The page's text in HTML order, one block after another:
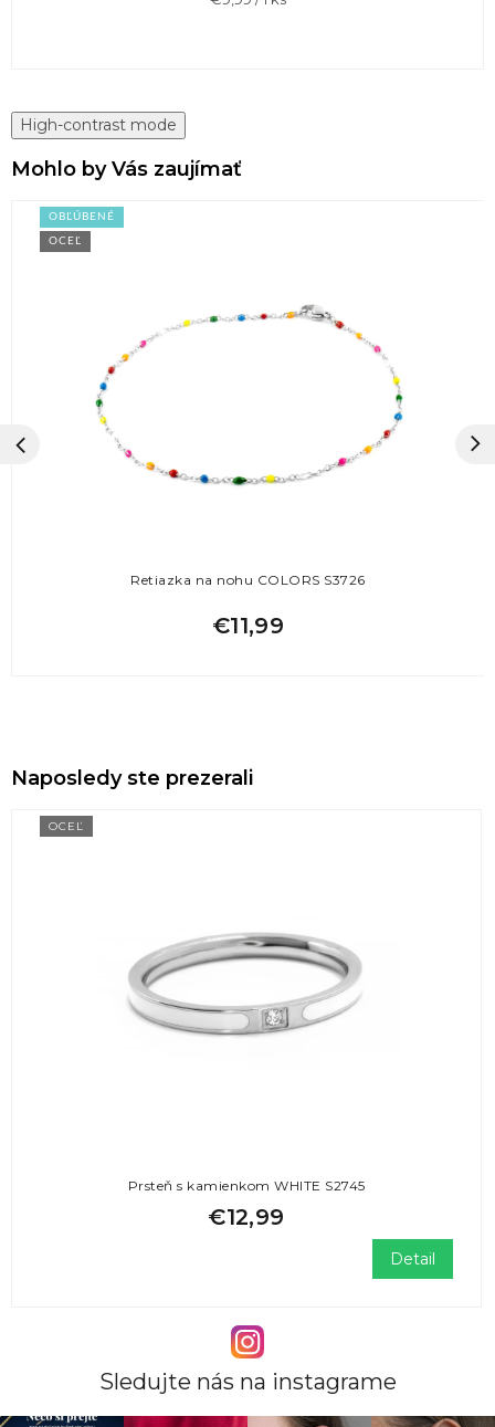
High-contrast mode
Mohlo by Vás zaujímať
OBĽÚBENÉ
OCEĽ
Retiazka na nohu COLORS S3726
€11,99
Naposledy ste prezerali
OCEĽ
Prsteň s kamienkom WHITE S2745
€12,99
Detail
Sledujte nás na instagrame